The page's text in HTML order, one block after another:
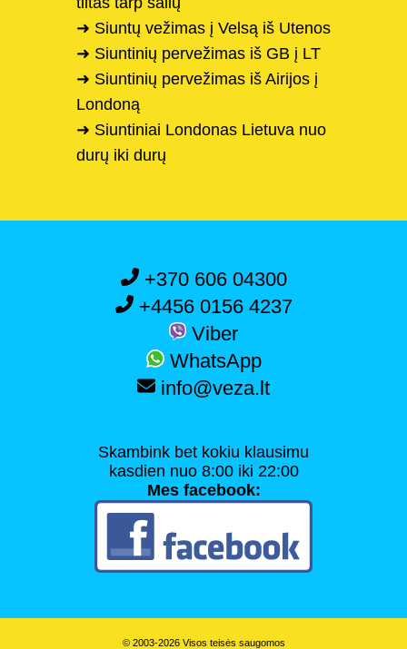
➜ Siuntų vežimas į Velsą iš Utenos
➜ Siuntinių pervežimas iš GB į LT
➜ Siuntinių pervežimas iš Airijos į
Londoną
➜ Siuntiniai Londonas Lietuva nuo
durų iki durų
+370 606 04300
+4456 0156 4237
Viber
WhatsApp
info@veza.lt
Skambink bet kokiu klausimu
kasdien nuo 8:00 iki 22:00
Mes facebook:
© 2003-2026 Visos teisės saugomos